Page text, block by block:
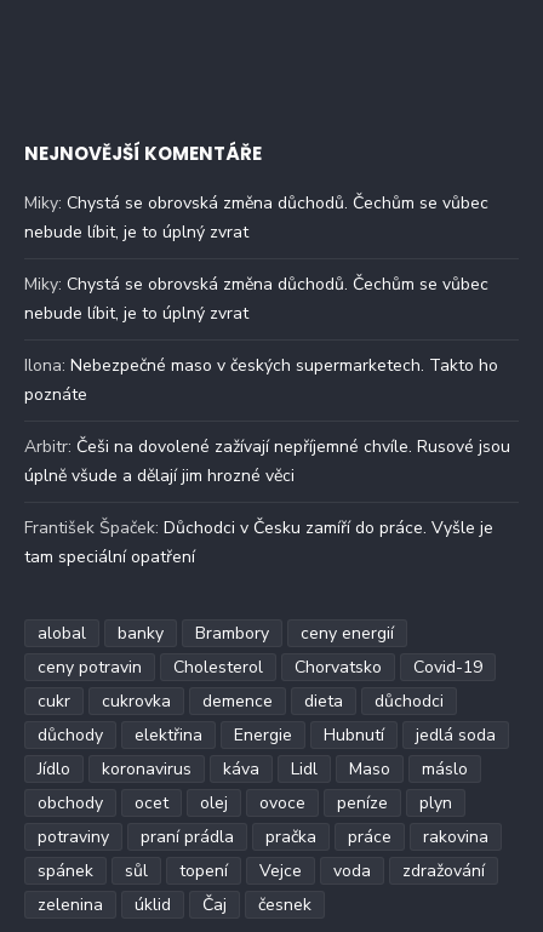
NEJNOVĚJŠÍ KOMENTÁŘE
Miky: Chystá se obrovská změna důchodů. Čechům se vůbec
nebude líbit, je to úplný zvrat
Miky: Chystá se obrovská změna důchodů. Čechům se vůbec
nebude líbit, je to úplný zvrat
Ilona: Nebezpečné maso v českých supermarketech. Takto ho
poznáte
Arbitr: Češi na dovolené zažívají nepříjemné chvíle. Rusové jsou
úplně všude a dělají jim hrozné věci
František Špaček: Důchodci v Česku zamíří do práce. Vyšle je
tam speciální opatření
alobal banky Brambory
ceny energií
ceny potravin
Cholesterol Chorvatsko
Covid-19
cukr
cukrovka demence dieta
důchodci
důchody
elektřina Energie Hubnutí
jedlá soda
Jídlo
koronavirus káva Lidl Maso
máslo
obchody
ocet olej ovoce peníze
plyn
potraviny
praní prádla pračka práce
rakovina
spánek
sůl topení Vejce voda
zdražování
zelenina
úklid Čaj česnek